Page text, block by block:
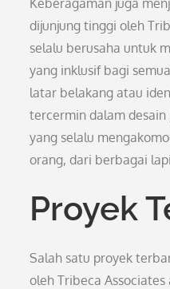
Keberagaman juga
dijunjung tinggi oleh
selalu berusaha untuk
yang inklusif bagi
latar belakang atau
tercermin dalam
yang selalu
orang, dari berbagai
Proyek
Salah satu proyek
oleh Tribeca